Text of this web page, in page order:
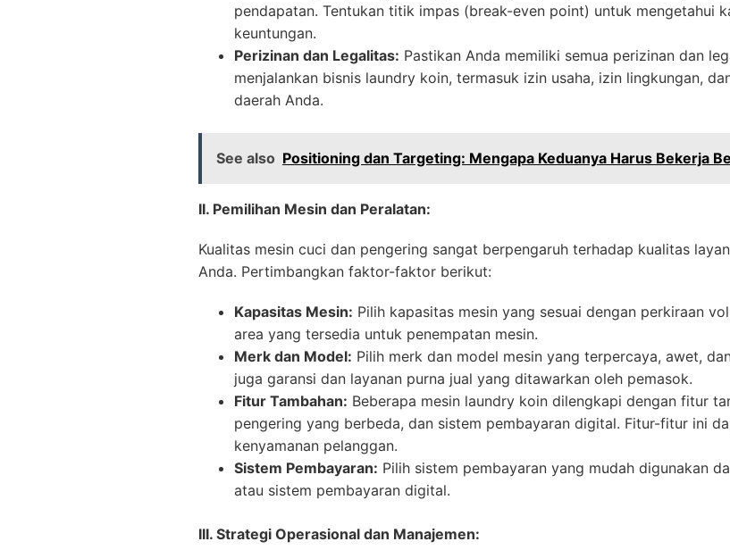
pendapatan. Tentukan titik impas (break-even point) untuk mengetahui
keuntungan.
Perizinan dan Legalitas: Pastikan Anda memiliki semua perizinan dan
menjalankan bisnis laundry koin, termasuk izin usaha, izin lingkungan,
daerah Anda.
See also Positioning dan Targeting: Mengapa Keduanya Harus Bekerja
II. Pemilihan Mesin dan Peralatan:
Kualitas mesin cuci dan pengering sangat berpengaruh terhadap kualitas
Anda. Pertimbangkan faktor-faktor berikut:
Kapasitas Mesin: Pilih kapasitas mesin yang sesuai dengan perkiraan
area yang tersedia untuk penempatan mesin.
Merk dan Model: Pilih merk dan model mesin yang terpercaya, awet,
juga garansi dan layanan purna jual yang ditawarkan oleh pemasok.
Fitur Tambahan: Beberapa mesin laundry koin dilengkapi dengan fitur
pengering yang berbeda, dan sistem pembayaran digital. Fitur-fitur ini
kenyamanan pelanggan.
Sistem Pembayaran: Pilih sistem pembayaran yang mudah digunakan
atau sistem pembayaran digital.
III. Strategi Operasional dan Manajemen: